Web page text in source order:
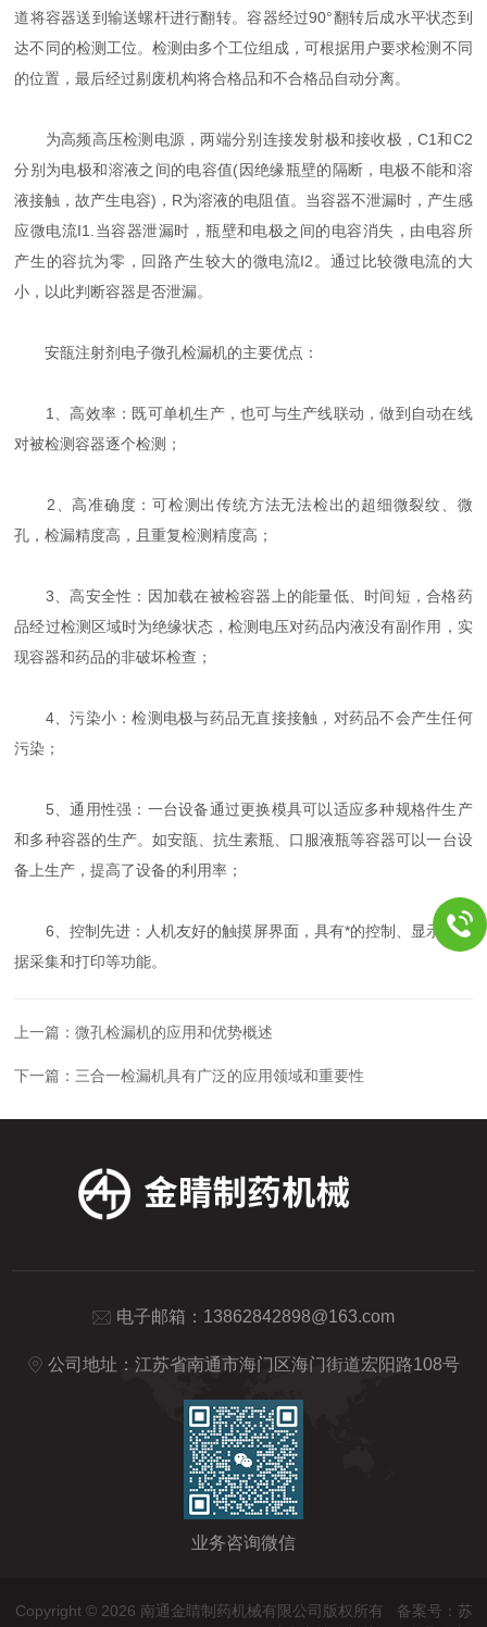
道将容器送到输送螺杆进行翻转。容器经过90°翻转后成水平状态到
达不同的检测工位。检测由多个工位组成，可根据用户要求检测不同
的位置，最后经过剔废机构将合格品和不合格品自动分离。
为高频高压检测电源，两端分别连接发射极和接收极，C1和C2
分别为电极和溶液之间的电容值(因绝缘瓶壁的隔断，电极不能和溶
液接触，故产生电容)，R为溶液的电阻值。当容器不泄漏时，产生感
应微电流I1.当容器泄漏时，瓶壁和电极之间的电容消失，由电容所
产生的容抗为零，回路产生较大的微电流I2。通过比较微电流的大
小，以此判断容器是否泄漏。
安瓿注射剂电子微孔检漏机的主要优点：
1、高效率：既可单机生产，也可与生产线联动，做到自动在线
对被检测容器逐个检测；
2、高准确度：可检测出传统方法无法检出的超细微裂纹、微
孔，检漏精度高，且重复检测精度高；
3、高安全性：因加载在被检容器上的能量低、时间短，合格药
品经过检测区域时为绝缘状态，检测电压对药品内液没有副作用，实
现容器和药品的非破坏检查；
4、污染小：检测电极与药品无直接接触，对药品不会产生任何
污染；
5、通用性强：一台设备通过更换模具可以适应多种规格件生产
和多种容器的生产。如安瓿、抗生素瓶、口服液瓶等容器可以一台设
备上生产，提高了设备的利用率；
6、控制先进：人机友好的触摸屏界面，具有*的控制、显示、数
据采集和打印等功能。
上一篇：微孔检漏机的应用和优势概述
下一篇： 三合一检漏机具有广泛的应用领域和重要性
电子邮箱： 13862842898@163.com
公司地址：江苏省南通市海门区海门街道宏阳路108号
业务咨询微信
Copyright © 2026 南通金睛制药机械有限公司版权所有 备案号：苏